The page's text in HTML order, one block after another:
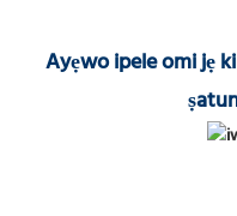
Ayẹwo ipele omi jẹ